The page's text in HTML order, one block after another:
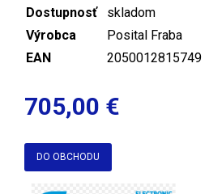
Dostupnosť
skladom
Výrobca
Posital Fraba
EAN
2050012815749
705,00 €
DO OBCHODU